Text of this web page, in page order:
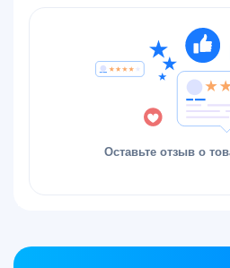
Оставьте отзыв о